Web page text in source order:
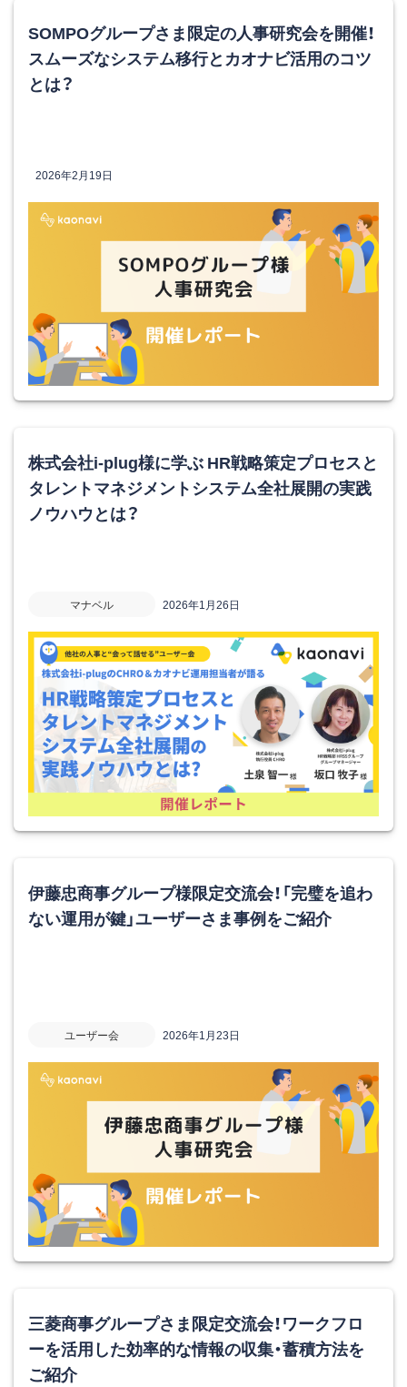
SOMPOグループさま限定の人事研究会を開催！
スムーズなシステム移行とカオナビ活用のコツ
とは？
2026年2月19日
株式会社i-plug様に学ぶ HR戦略策定プロセスと
タレントマネジメントシステム全社展開の実践
ノウハウとは？
マナベル 2026年1月26日
伊藤忠商事グループ様限定交流会！「完璧を追わ
ない運用が鍵」ユーザーさま事例をご紹介
ユーザー会 2026年1月23日
三菱商事グループさま限定交流会！ワークフロ
ーを活用した効率的な情報の収集・蓄積方法を
ご紹介